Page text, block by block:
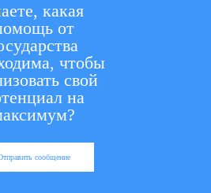
какая
от
чтобы
свой
на
сообщение